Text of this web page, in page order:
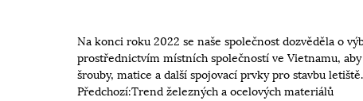
Na konci roku 2022 se naše společnost dozvěděla o
prostřednictvím místních společností ve Vietnamu,
šrouby, matice a další spojovací prvky pro stavbu letiště.
Předchozí:Trend železných a ocelových materiálů